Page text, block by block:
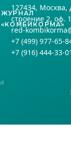
ЖУРНАЛ
«КОМБИКОРМА»
127434, Москва,
строение 2, оф.
red-
+7 (499) 977-65-
+7 (916) 444-33-